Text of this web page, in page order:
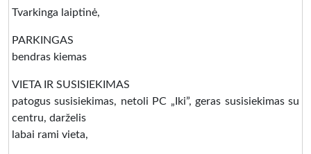
Tvarkinga laiptinė,
PARKINGAS
bendras kiemas
VIETA IR SUSISIEKIMAS
patogus susisiekimas, netoli PC „Iki”, geras susisiekimas su
centru, darželis
labai rami vieta,